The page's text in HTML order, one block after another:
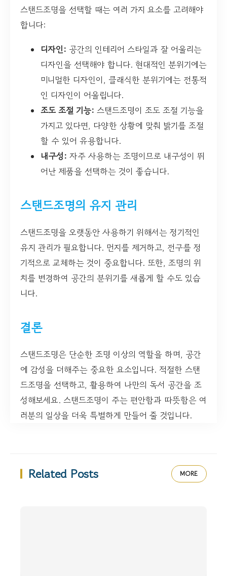
스탠드조명을 선택할 때는 여러 가지 요소를 고려해야
합니다:
디자인: 공간의 인테리어 스타일과 잘 어울리는
디자인을 선택해야 합니다. 현대적인 분위기에는
미니멀한 디자인이, 클래식한 분위기에는 전통적
인 디자인이 어울립니다.
조도 조절 기능: 스탠드조명이 조도 조절 기능을
가지고 있다면, 다양한 상황에 맞춰 밝기를 조절
할 수 있어 유용합니다.
내구성: 자주 사용하는 조명이므로 내구성이 뛰
어난 제품을 선택하는 것이 좋습니다.
스탠드조명의 유지 관리
스탠드조명을 오랫동안 사용하기 위해서는 정기적인
유지 관리가 필요합니다. 먼지를 제거하고, 전구를 정
기적으로 교체하는 것이 중요합니다. 또한, 조명의 위
치를 변경하여 공간의 분위기를 새롭게 할 수도 있습
니다.
결론
스탠드조명은 단순한 조명 이상의 역할을 하며, 공간
에 감성을 더해주는 중요한 요소입니다. 적절한 스탠
드조명을 선택하고, 활용하여 나만의 독서 공간을 조
성해보세요. 스탠드조명이 주는 편안함과 따뜻함은 여
러분의 일상을 더욱 특별하게 만들어 줄 것입니다.
Related Posts MORE